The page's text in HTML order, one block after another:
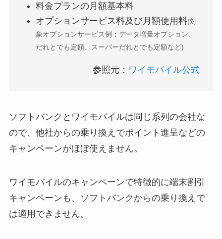
料金プランの月額基本料
オプションサービス料及び月額使用料(対
象オプションサービス例：データ増量オプション、
だれとでも定額、スーパーだれとでも定額など)
参照元： ワイモバイル公式
ソフトバンクとワイモバイルは同じ系列の会社な
ので、他社からの乗り換えでポイント進呈などの
キャンペーンがほぼ使えません。
ワイモバイルのキャンペーンで特徴的に端末割引
キャンペーンも、ソフトバンクからの乗り換えで
は適用できません。